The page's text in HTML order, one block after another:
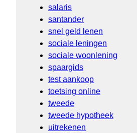
salaris
santander
snel geld lenen
sociale leningen
sociale woonlening
spaargids
test aankoop
toetsing online
tweede
tweede hypotheek
uitrekenen